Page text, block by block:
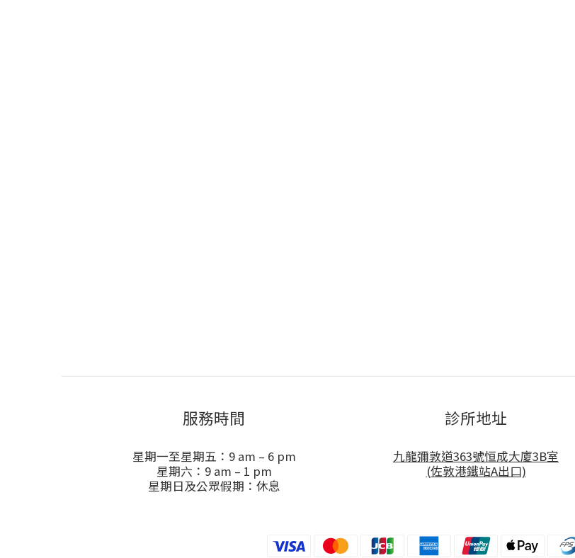
服務時間
星期一至星期五：9 am – 6 pm
星期六：9 am – 1 pm
星期日及公眾假期：休息
診所地址
九龍彌敦道363號恒成大廈3B室
(佐敦港鐵站A出口)